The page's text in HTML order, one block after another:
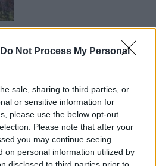
Do Not Process My Personal
sale, sharing to third parties, or
or sensitive information for
please use the below opt-out
Please note that after your
you may continue seeing
on personal information utilized by
LOCAL